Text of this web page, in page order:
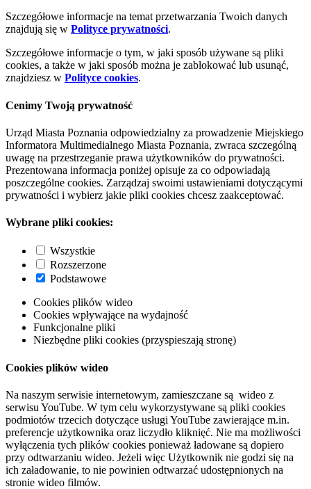
Szczegółowe informacje na temat przetwarzania Twoich danych
znajdują się w Polityce prywatności.
Szczegółowe informacje o tym, w jaki sposób używane są pliki
cookies, a także w jaki sposób można je zablokować lub usunąć,
znajdziesz w Polityce cookies.
Cenimy Twoją prywatność
Urząd Miasta Poznania odpowiedzialny za prowadzenie Miejskiego
Informatora Multimedialnego Miasta Poznania, zwraca szczególną
uwagę na przestrzeganie prawa użytkowników do prywatności.
Prezentowana informacja poniżej opisuje za co odpowiadają
poszczególne cookies. Zarządzaj swoimi ustawieniami dotyczącymi
prywatności i wybierz jakie pliki cookies chcesz zaakceptować.
Wybrane pliki cookies:
Wszystkie
Rozszerzone
Podstawowe
Cookies plików wideo
Cookies wpływające na wydajność
Funkcjonalne pliki
Niezbędne pliki cookies (przyspieszają stronę)
Cookies plików wideo
Na naszym serwisie internetowym, zamieszczane są wideo z
serwisu YouTube. W tym celu wykorzystywane są pliki cookies
podmiotów trzecich dotyczące usługi YouTube zawierające m.in.
preferencje użytkownika oraz liczydło kliknięć. Nie ma możliwości
wyłączenia tych plików cookies ponieważ ładowane są dopiero
przy odtwarzaniu wideo. Jeżeli więc Użytkownik nie godzi się na
ich załadowanie, to nie powinien odtwarzać udostępnionych na
stronie wideo filmów.